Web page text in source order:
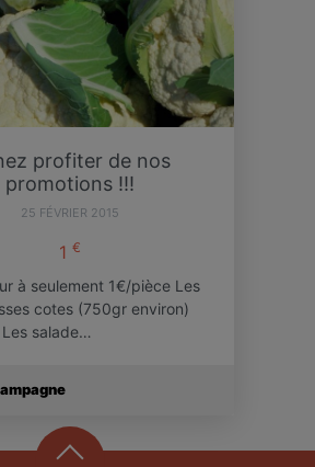
profiter de nos
promotions !!!
25 FÉVRIER 2015
1 €
à seulement 1€/pièce Les
cotes (750gr environ)
salade…